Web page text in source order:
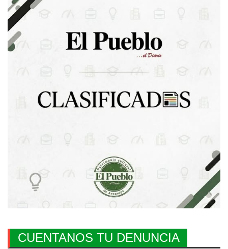
CUENTANOS TU DENUNCIA